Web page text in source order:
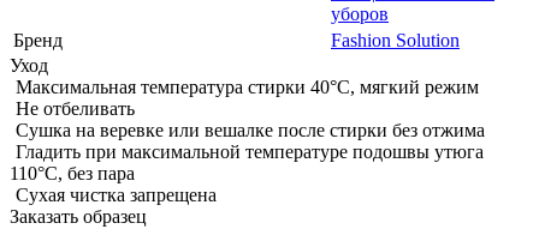
уборов
Бренд
Fashion Solution
Уход
Максимальная температура стирки 40°C, мягкий режим
Не отбеливать
Сушка на веревке или вешалке после стирки без отжима
Гладить при максимальной температуре подошвы утюга
110°C, без пара
Сухая чистка запрещена
Заказать образец